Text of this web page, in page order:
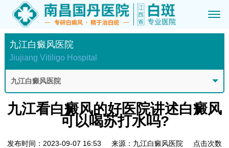
九江白癜风医院
Jiujiang Vitiligo Hospital
九江白癜风医院
九江看白癜风的好医院讲述白癜风
可以喝苏打水吗?
发布时间：2023-09-07 16:53 来源：九江白癜风医院
点击次数